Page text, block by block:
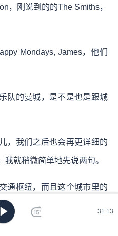
31:13
，刚说到的的The Smiths，
Mondays, James，他们
队的曼城，是不是也是跟城
，我们之后也会再更详细的
就稍微简单地先说两句。
通枢纽，而且这个城市里的
去工作，做一些体力活，要
队，所以整个城市是一个非